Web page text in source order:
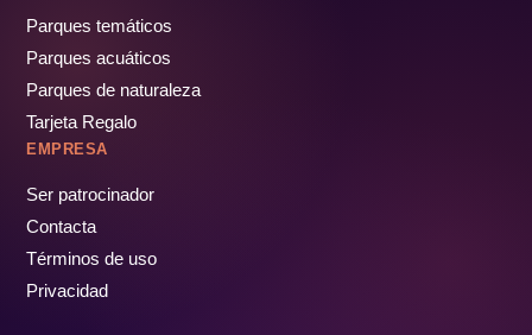
Parques temáticos
Parques acuáticos
Parques de naturaleza
Tarjeta Regalo
EMPRESA
Ser patrocinador
Contacta
Términos de uso
Privacidad